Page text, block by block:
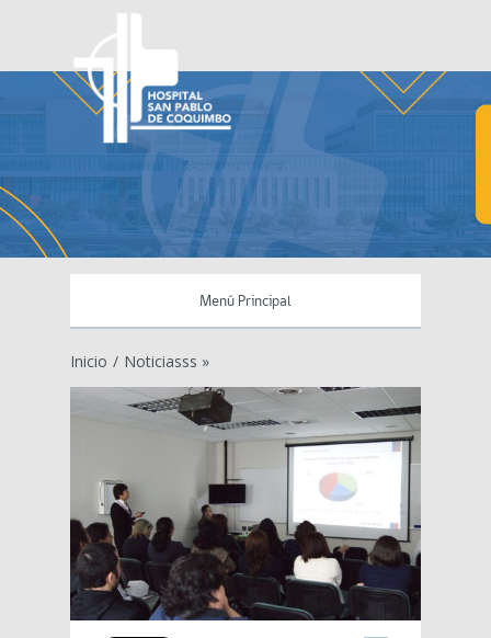
Menú Principal
Inicio / Noticiasss »